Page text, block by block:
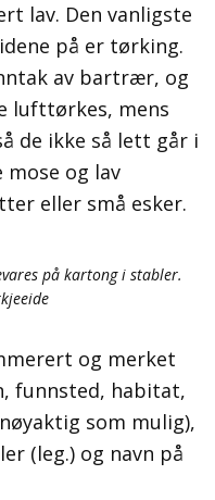
lav. Den vanligste
på er tørking.
av bartrær, og
lufttørkes, mens
de ikke så lett går i
mose og lav
eller små esker.
på kartong i stabler.
og merket
funnsted, habitat,
som mulig),
(leg.) og navn på